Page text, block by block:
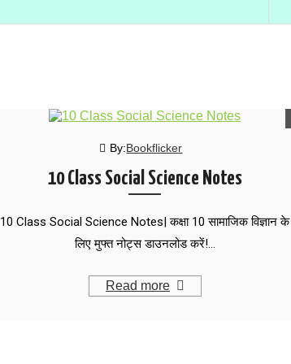
By:Bookflicker
10 Class Social Science Notes
10 Class Social Science Notes| कक्षा 10 सामाजिक विज्ञान के
लिए मुफ्त नोट्स डाउनलोड करें!…
Read more